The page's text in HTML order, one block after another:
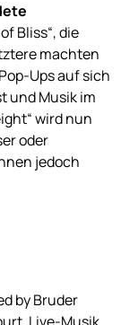
Bliss“, die
machten
Ups auf sich
und Musik im
wird nun
oder
jedoch
by Bruder